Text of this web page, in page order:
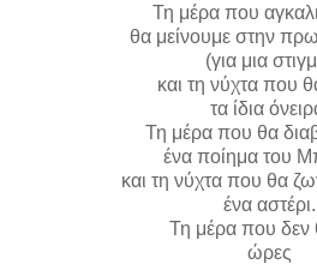
Τη μέρα που
θα μείνουμε στην
(για μια
και τη νύχτα που
τα ίδια
Τη μέρα που θα
ένα ποίημα του
και τη νύχτα που θα
ένα αστέρι.
Τη μέρα που δεν
ώρες